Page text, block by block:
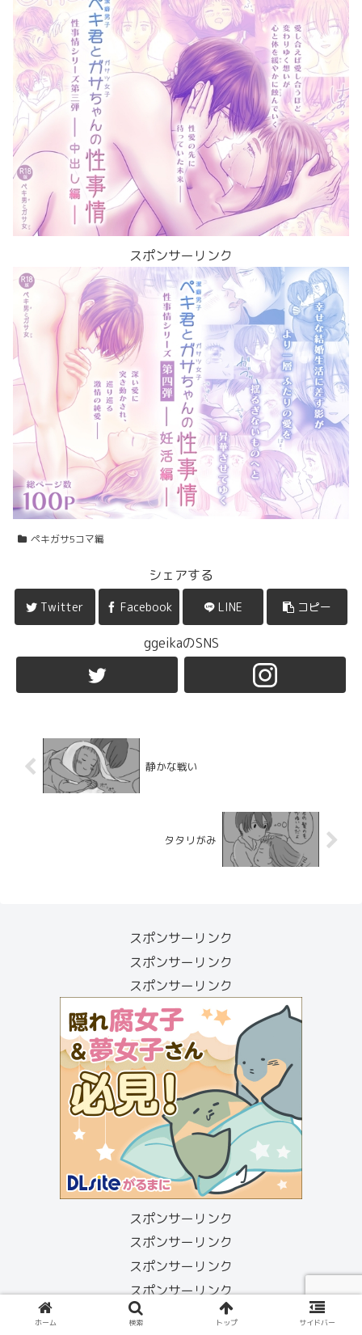
スポンサーリンク
ペキガサ5コマ編
シェアする
Twitter Facebook LINE コピー
ggeikaのSNS
静かな戦い
タタリがみ
スポンサーリンク
スポンサーリンク
スポンサーリンク
スポンサーリンク
スポンサーリンク
スポンサーリンク
スポンサーリンク
ホーム 検索 トップ サイドバー